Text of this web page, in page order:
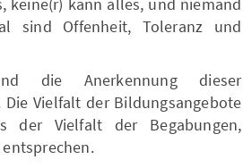
keine(r) kann alles, und niemand
sind Offenheit, Toleranz und
die Anerkennung dieser
Vielfalt der Bildungsangebote
der Vielfalt der Begabungen,